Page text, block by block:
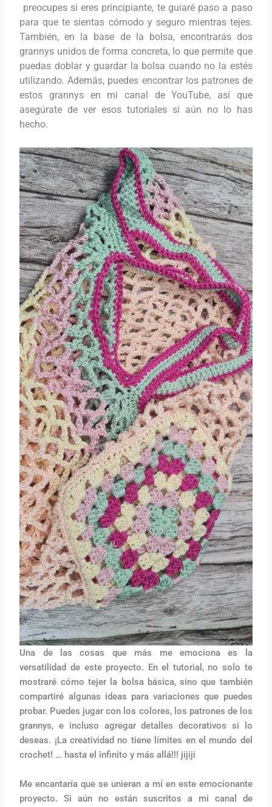
preocupes si eres principiante, te guiaré paso a paso
para que te sientas cómodo y seguro mientras tejes.
También, en la base de la bolsa, encontrarás dos
grannys unidos de forma concreta, lo que permite que
puedas doblar y guardar la bolsa cuando no la estés
utilizando. Además, puedes encontrar los patrones de
estos grannys en mi canal de YouTube, así que
asegúrate de ver esos tutoriales si aún no lo has
hecho.
Una de las cosas que más me emociona es la
versatilidad de este proyecto. En el tutorial, no solo te
mostraré cómo tejer la bolsa básica, sino que también
compartiré algunas ideas para variaciones que puedes
probar. Puedes jugar con los colores, los patrones de los
grannys, e incluso agregar detalles decorativos si lo
deseas. ¡La creatividad no tiene límites en el mundo del
crochet! … hasta el infinito y más allá!!! jijiji
Me encantaría que se unieran a mí en este emocionante
proyecto. Si aún no están suscritos a mi canal de